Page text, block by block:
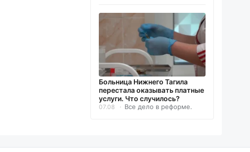
Больница Нижнего Тагила
перестала оказывать платные
услуги. Что случилось?
07.08 Все дело в реформе.